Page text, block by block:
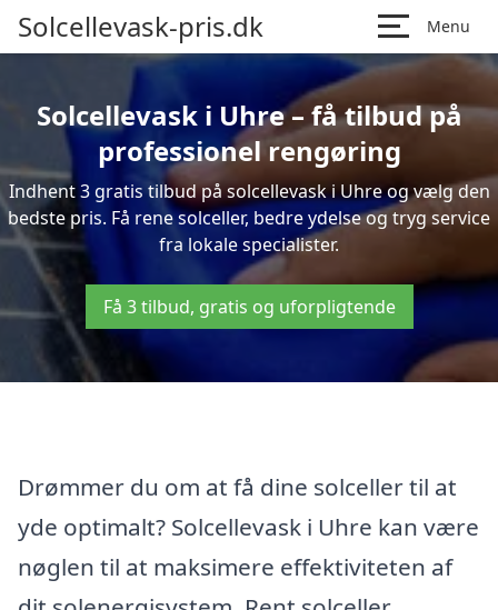
Solcellevask-pris.dk Menu
Solcellevask i Uhre – få tilbud på
professionel rengøring
Indhent 3 gratis tilbud på solcellevask i Uhre og vælg den
bedste pris. Få rene solceller, bedre ydelse og tryg service
fra lokale specialister.
Få 3 tilbud, gratis og uforpligtende
Drømmer du om at få dine solceller til at
yde optimalt? Solcellevask i Uhre kan være
nøglen til at maksimere effektiviteten af